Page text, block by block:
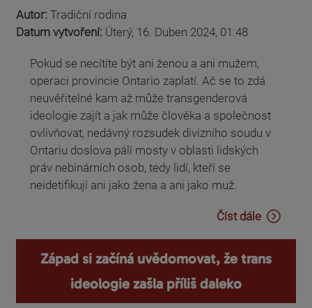
Autor: Tradiční rodina
Datum vytvoření: Úterý, 16. Duben 2024, 01:48
Pokud se necítíte být ani ženou a ani mužem,
operaci provincie Ontario zaplatí. Ač se to zdá
neuvěřitelné kam až může transgenderová
ideologie zajít a jak může člověka a společnost
ovlivňovat, nedávný rozsudek divizního soudu v
Ontariu doslova pálí mosty v oblasti lidských
práv nebinárních osob, tedy lidí, kteří se
neidetifikují ani jako žena a ani jako muž.
Číst dále
Západ si začíná uvědomovat, že trans
ideologie zašla příliš daleko